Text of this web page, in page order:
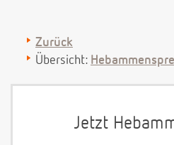
Zurück
Übersicht:
Jetzt